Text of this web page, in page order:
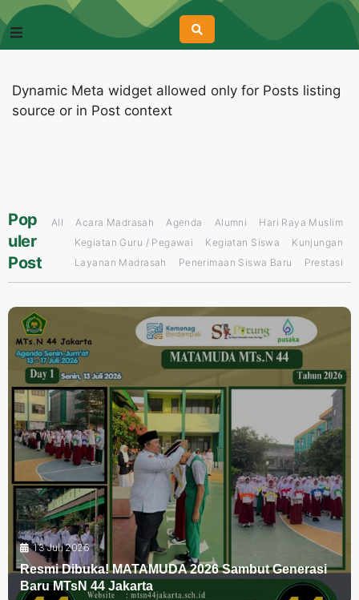
Dynamic Meta widget allowed only for Posts listing
source or in Post context
Pop
uler
Post
All Acara Madrasah Agenda Alumni
Hari Raya Muslim
Kegiatan Guru / Pegawai
Kegiatan Siswa
Kunjungan
Layanan Madrasah
Penerimaan Siswa Baru Prestasi
13 Juli 2026
Resmi Dibuka! MATAMUDA 2026 Sambut Generasi
Baru MTsN 44 Jakarta